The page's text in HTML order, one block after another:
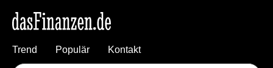
Trend Populär Kontakt